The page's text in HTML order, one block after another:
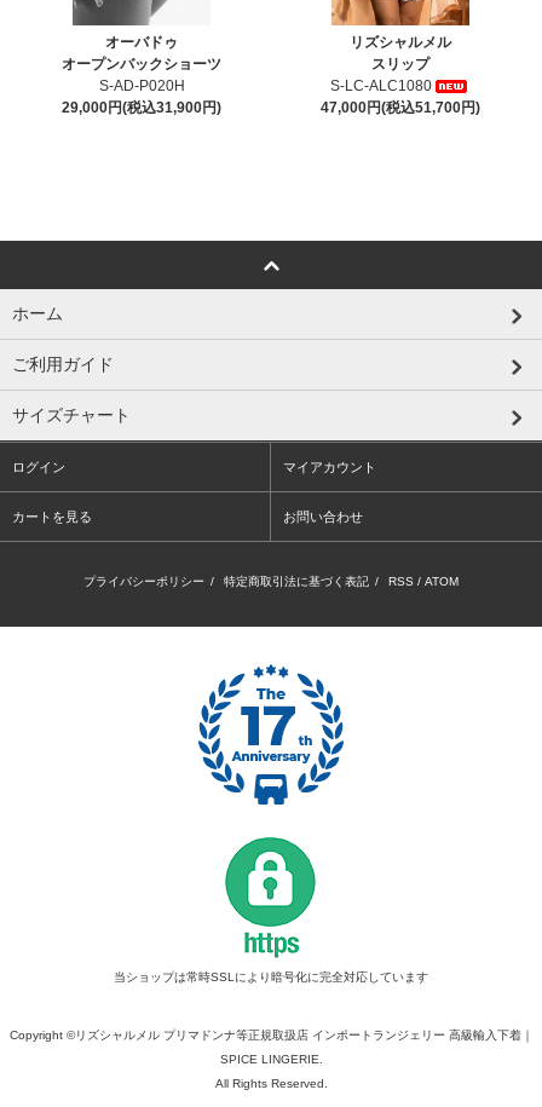
オーバドゥ
オープンバックショーツ
S-AD-P020H
29,000円(税込31,900円)
リズシャルメル
スリップ
S-LC-ALC1080
47,000円(税込51,700円)
ホーム
ご利用ガイド
サイズチャート
ログイン マイアカウント
カートを見る お問い合わせ
プライバシーポリシー / 特定商取引法に基づく表記 / RSS / ATOM
当ショップは常時SSLにより暗号化に完全対応しています
Copyright ©リズシャルメル プリマドンナ等正規取扱店 インポートランジェリー 高級輸入下着｜
SPICE LINGERIE.
All Rights Reserved.